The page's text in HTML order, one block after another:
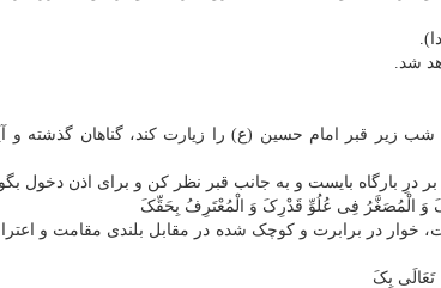
شد.
قبر امام حسین (ع) را زیارت کند، گناهان گذشته و
بارگاه بایست و به جانب قبر نظر کن و برای اذن دخول
وَ الْمُصَغَّرُ فِی عُلُوِّ قَدْرِکَ وَ الْمُعْتَرِفُ بِحَقِّکَ
خوار در برابرت و کوچک شده در مقابل بلندی مقامت و
بِکَ